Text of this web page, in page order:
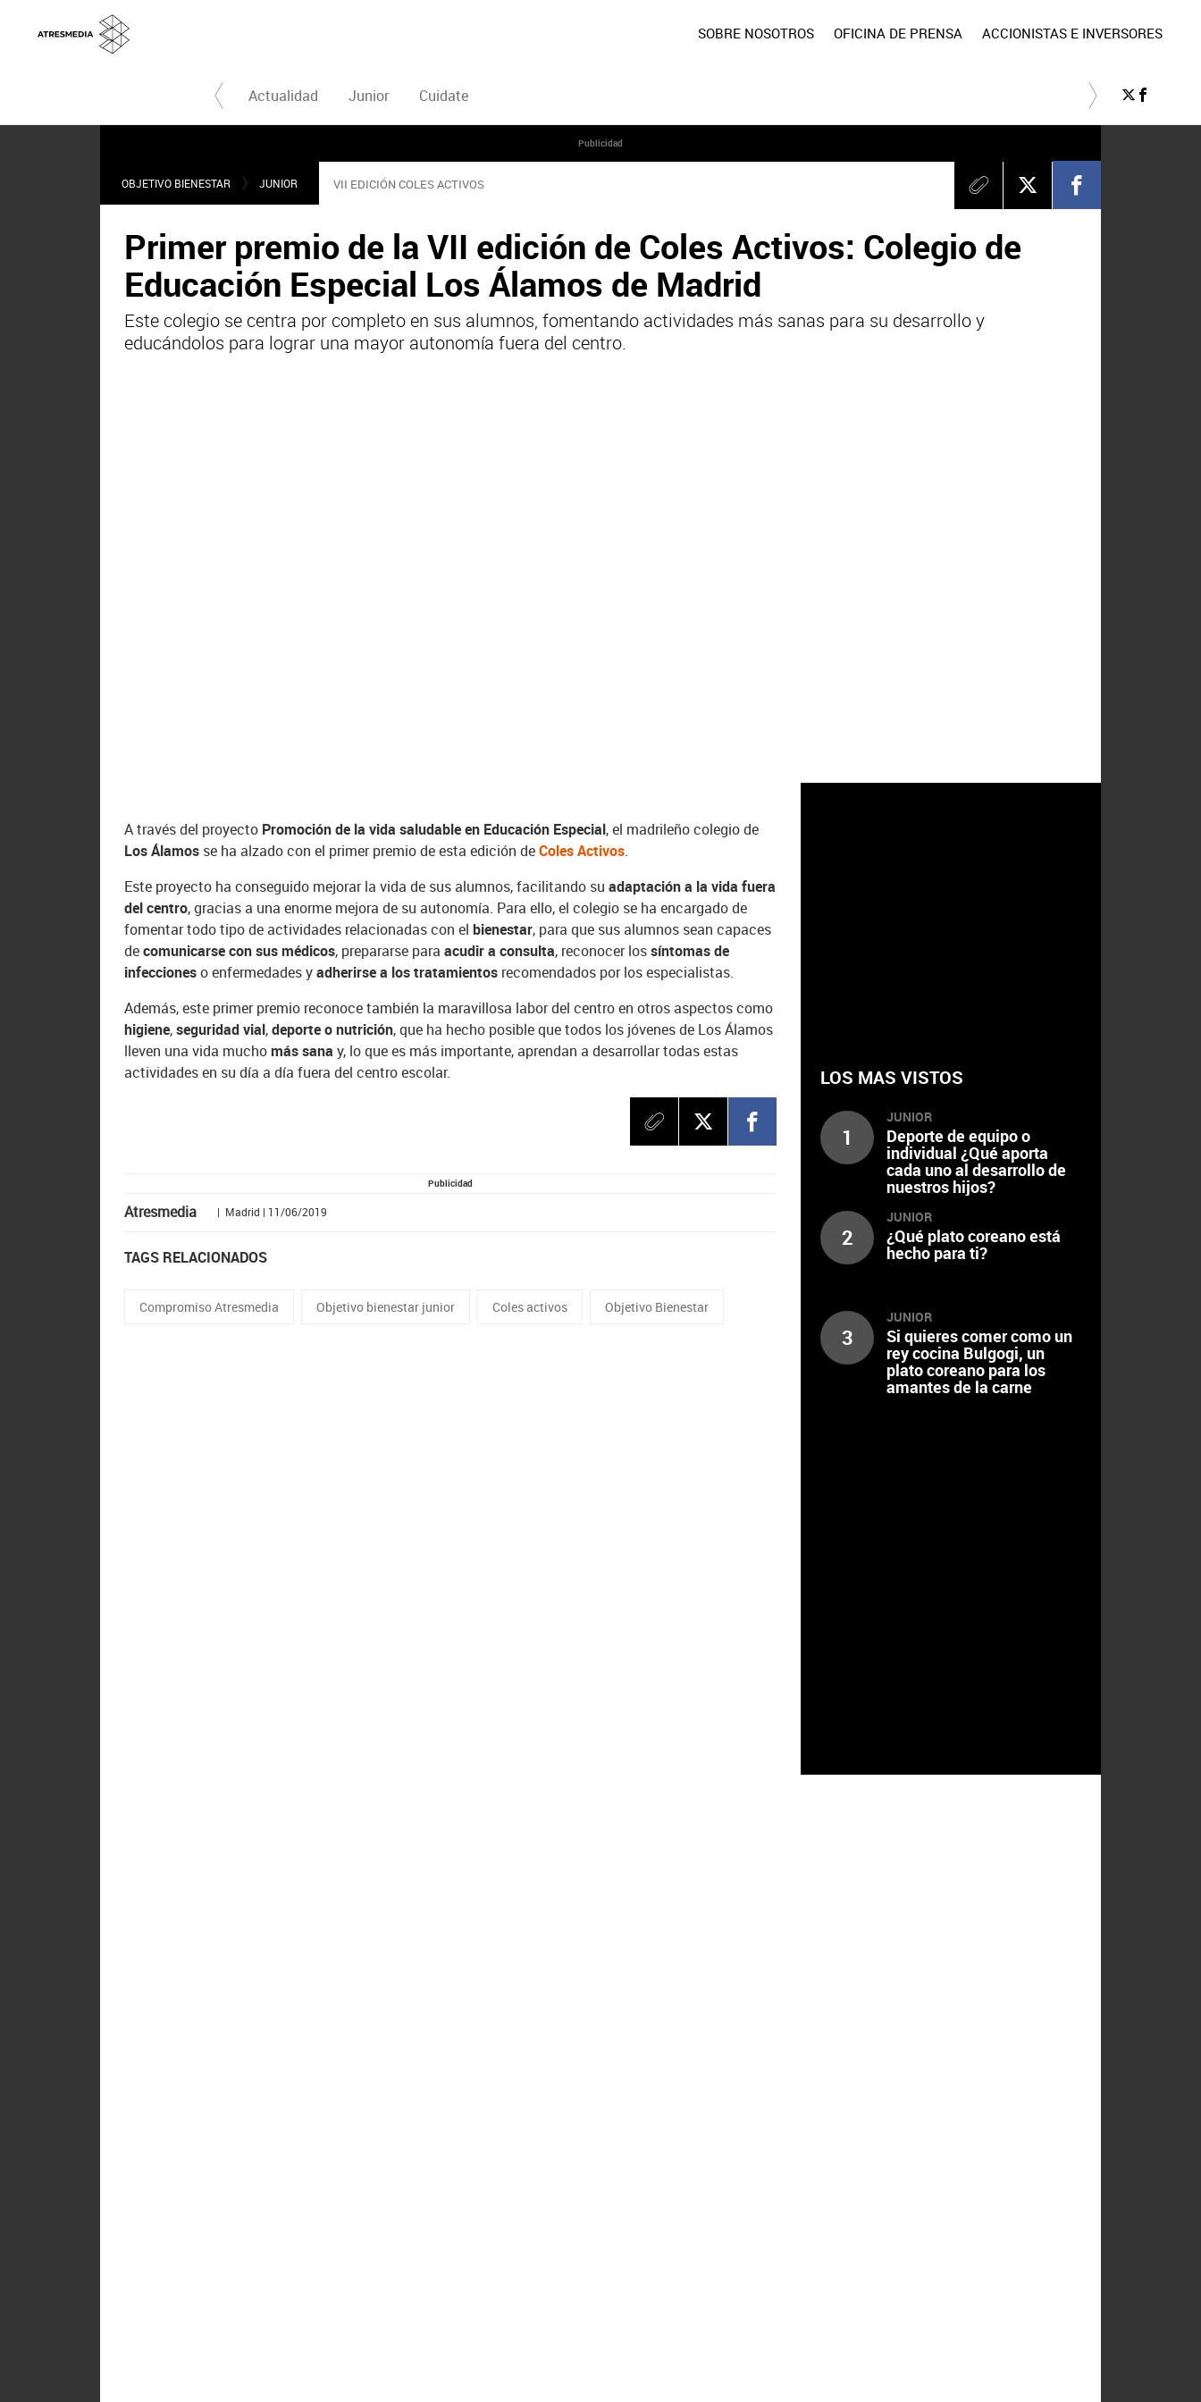
SOBRE NOSOTROS OFICINA DE PRENSA ACCIONISTAS E INVERSORES
Actualidad Junior Cuidate
Publicidad
OBJETIVO BIENESTAR JUNIOR VII EDICIÓN COLES ACTIVOS
Primer premio de la VII edición de Coles Activos: Colegio de
Educación Especial Los Álamos de Madrid
Este colegio se centra por completo en sus alumnos, fomentando actividades más sanas para su desarrollo y
educándolos para lograr una mayor autonomía fuera del centro.
A través del proyecto Promoción de la vida saludable en Educación Especial, el madrileño colegio de
Los Álamos se ha alzado con el primer premio de esta edición deColes Activos.
Este proyecto ha conseguido mejorar la vida de sus alumnos, facilitando suadaptación a la vida fuera
del centro, gracias a una enorme mejora de su autonomía. Para ello, el colegio se ha encargado de
fomentar todo tipo de actividades relacionadas con elbienestar, para que sus alumnos sean capaces
decomunicarse con sus médicos, prepararse paraacudir a consulta, reconocer lossíntomas de
infeccioneso enfermedades yadherirse a los tratamientos recomendados por los especialistas.
Además, este primer premio reconoce también la maravillosa labor del centro en otros aspectos como
higiene,seguridad vial,deporte o nutrición, que ha hecho posible que todos los jóvenes de Los Álamos
lleven una vida muchomás sana y, lo que es más importante, aprendan a desarrollar todas estas
actividades en su día a día fuera del centro escolar.
Publicidad
Atresmedia | Madrid | 11/06/2019
TAGS RELACIONADOS
Compromiso Atresmedia Objetivo bienestar junior Coles activos Objetivo Bienestar
LOS MAS VISTOS
1
JUNIOR
Deporte de equipo o
individual ¿Qué aporta
cada uno al desarrollo de
nuestros hijos?
2
JUNIOR
¿Qué plato coreano está
hecho para ti?
3
JUNIOR
Si quieres comer como un
rey cocina Bulgogi, un
plato coreano para los
amantes de la carne